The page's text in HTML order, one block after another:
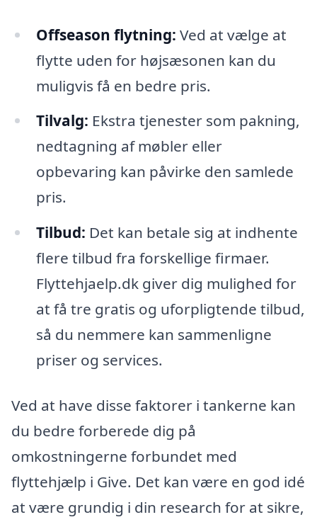
Offseason flytning: Ved at vælge at
flytte uden for højsæsonen kan du
muligvis få en bedre pris.
Tilvalg: Ekstra tjenester som pakning,
nedtagning af møbler eller
opbevaring kan påvirke den samlede
pris.
Tilbud: Det kan betale sig at indhente
flere tilbud fra forskellige firmaer.
Flyttehjaelp.dk giver dig mulighed for
at få tre gratis og uforpligtende tilbud,
så du nemmere kan sammenligne
priser og services.
Ved at have disse faktorer i tankerne kan
du bedre forberede dig på
omkostningerne forbundet med
flyttehjælp i Give. Det kan være en god idé
at være grundig i din research for at sikre,